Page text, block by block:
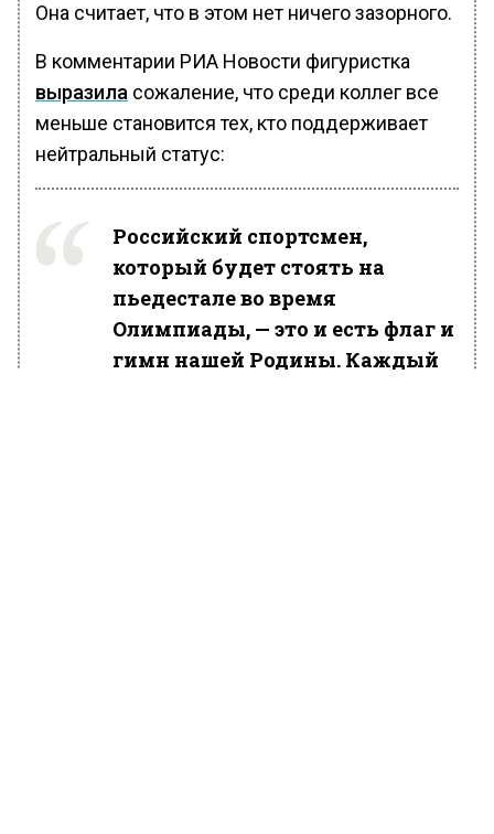
Она считает, что в этом нет ничего зазорного.
В комментарии РИА Новости фигуристка
выразила сожаление, что среди коллег все
меньше становится тех, кто поддерживает
нейтральный статус:
Российский спортсмен,
который будет стоять на
пьедестале во время
Олимпиады, — это и есть флаг и
гимн нашей Родины. Каждый